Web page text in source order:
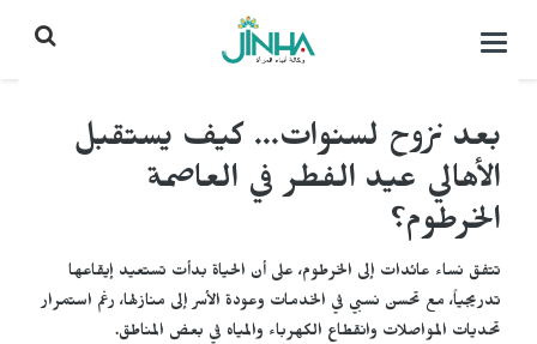
التحكم
بعد نزوح لسنوات... كيف يستقبل
الأهالي عيد الفطر في العاصمة
الخرطوم؟
تتفق نساء عائدات إلى الخرطوم، على أن الحياة بدأت تستعيد إيقاعها
تدريجياً، مع تحسن نسبي في الخدمات وعودة الأسر إلى منازلها، رغم استمرار
تحديات المواصلات وانقطاع الكهرباء والمياه في بعض المناطق.